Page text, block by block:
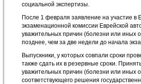
социальной экспертизы.
После 1 февраля заявление на участие
экзаменационной комиссии Еврейской
уважительных причин (болезни или иных
позднее, чем за две недели до начала
Выпускники, у которых совпали сроки
также сдать их в резервные сроки.
уважительных причин (болезни или иных
соответствующего решения